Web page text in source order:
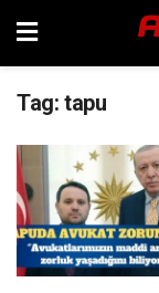
Tag: tapu